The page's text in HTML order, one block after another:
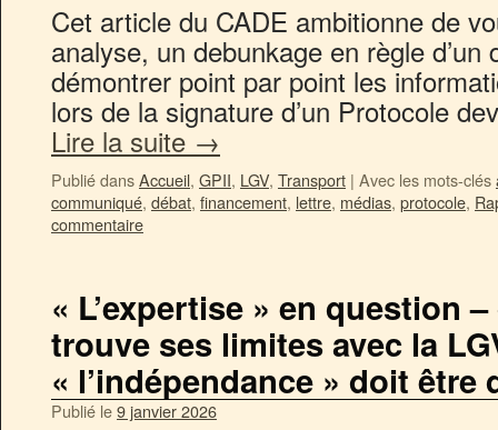
Cet article du CADE ambitionne de
analyse, un debunkage en règle d’un
démontrer point par point les
lors de la signature d’un Protocole
Lire la suite→
Publié dansAccueil, GPII, LGV, Transport | Avec les mots-clés
communiqué, débat, financement, lettre, médias, protocole,
commentaire
« L’expertise » en question
trouve ses limites avec la
« l’indépendance » doit être
Publié le9 janvier 2026